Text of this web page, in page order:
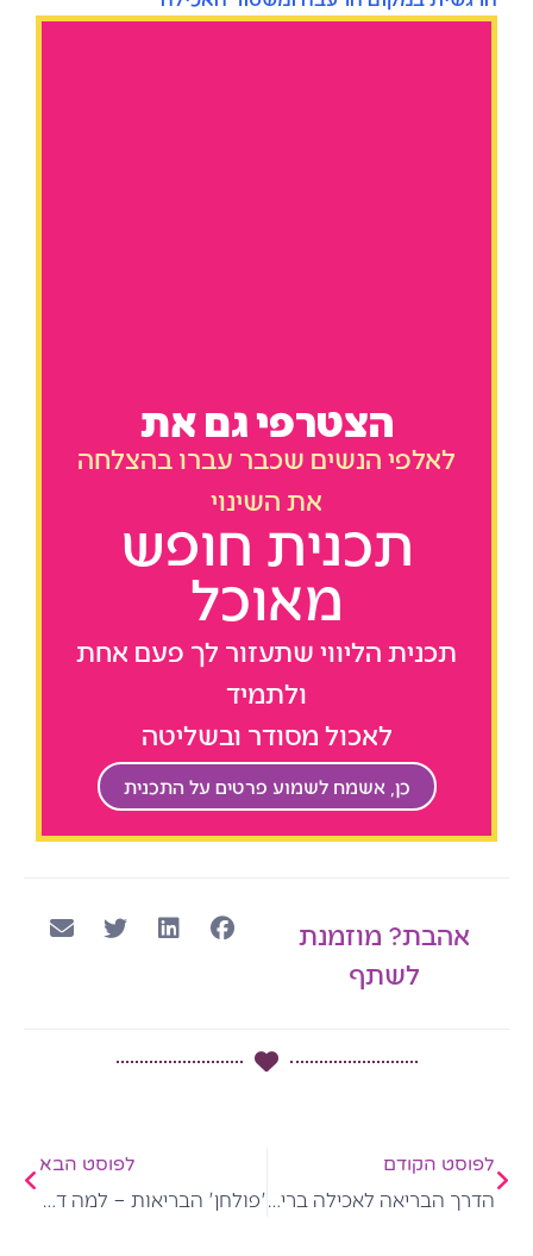
הצטרפי גם את
לאלפי הנשים שכבר עברו בהצלחה
את השינוי
תכנית חופש
מאוכל
תכנית הליווי שתעזור לך פעם אחת
ולתמיד
לאכול מסודר ובשליטה
כן, אשמח לשמוע פרטים על התכנית
אהבת? מוזמנת
לשתף
לפוסט הקודם
הדרך הבריאה לאכילה בריאה: הבראה של האכילה הרגשית במקום הרעבה ומשטור האכילה
לפוסט הבא
'פולחן' הבריאות – למה דווקא השאיפה לאכול בריא מקשה עליך לאכול בריא